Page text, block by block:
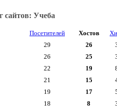
сайтов: Учеба
Посетителей Хостов
29 26
26 25
22 19
21 15
19 17
18 8